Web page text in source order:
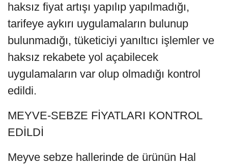
haksız fiyat artışı yapılıp yapılmadığı,
tarifeye aykırı uygulamaların bulunup
bulunmadığı, tüketiciyi yanıltıcı işlemler ve
haksız rekabete yol açabilecek
uygulamaların var olup olmadığı kontrol
edildi.
MEYVE-SEBZE FİYATLARI KONTROL
EDİLDİ
Meyve sebze hallerinde de ürünün Hal